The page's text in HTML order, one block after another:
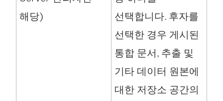
해당)
선택합니다. 후자를
선택한 경우 게시된
통합 문서, 추출 및
기타 데이터 원본에
대한 저장소 공간의